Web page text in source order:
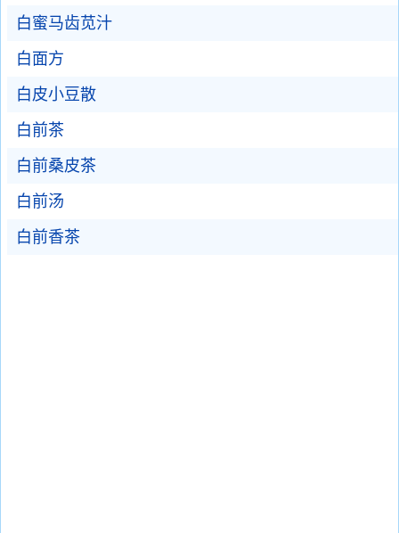
白蜜马齿苋汁
白面方
白皮小豆散
白前茶
白前桑皮茶
白前汤
白前香茶